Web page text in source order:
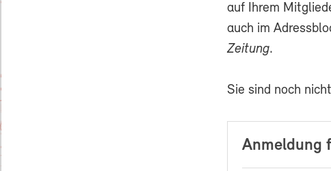
auf Ihrem
auch im
Zeitung.
Sie sind noch
Anmeldung